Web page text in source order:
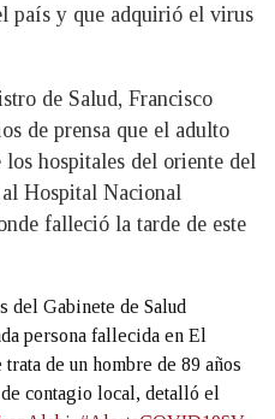
país y que adquirió el virus
de Salud, Francisco
de prensa que el adulto
hospitales del oriente del
Hospital Nacional
falleció la tarde de este
del Gabinete de Salud
persona fallecida en El
trata de un hombre de 89 años
contagio local, detalló el